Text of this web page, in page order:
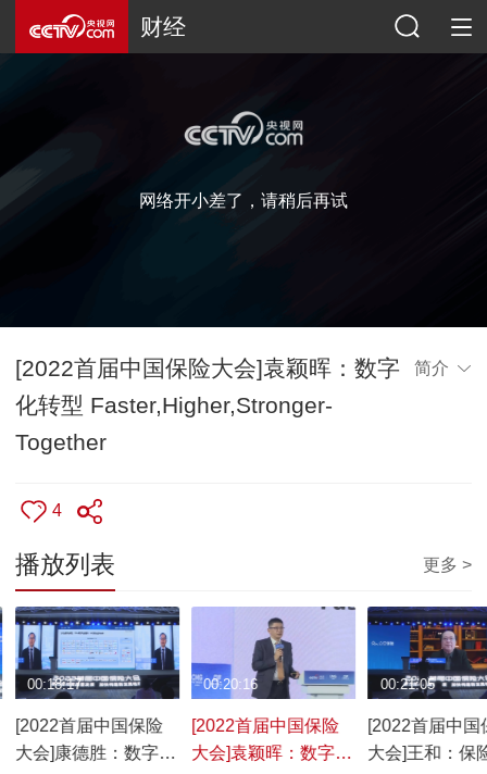
财经
网络开小差了，请稍后再试
[2022首届中国保险大会]袁颖晖：数字
化转型 Faster,Higher,Stronger-
Together
简介
4
播放列表 更多 >
[2022首届中国保险
大会]康德胜：数字化
00:18:17
[2022首届中国保险
大会]袁颖晖：数字化
00:20:16
[2022首届中国
大会]王和：保
00:21:05